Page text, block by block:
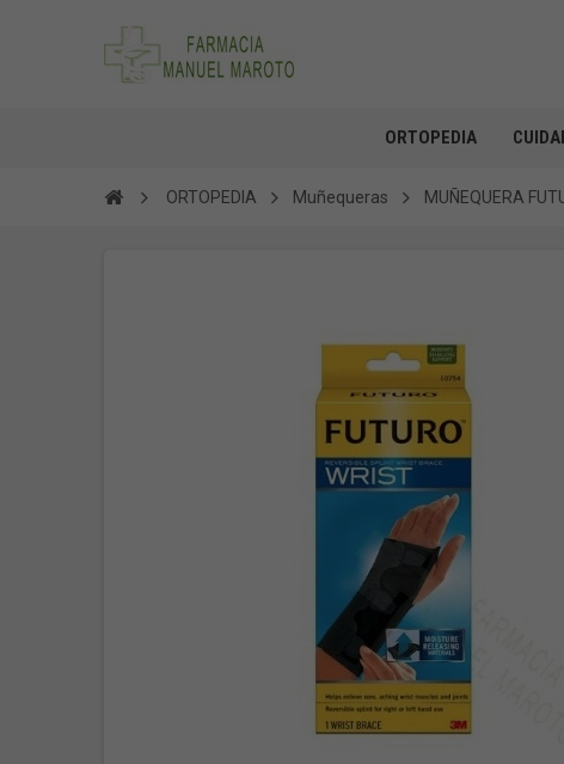
ORTOPEDIA
ORTOPEDIA Muñequeras MUÑEQUERA